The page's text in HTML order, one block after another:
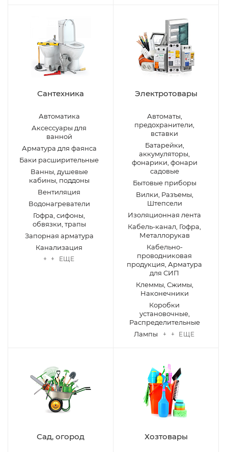
Сантехника
Автоматика
Аксессуары для
ванной
Арматура для фаянса
Баки расширительные
Ванны, душевые
кабины, поддоны
Вентиляция
Водонагреватели
Гофра, сифоны,
обвязки, трапы
Запорная арматура
Канализация
+ + ЕЩЕ
Электротовары
Автоматы,
предохранители,
вставки
Батарейки,
аккумуляторы,
фонарики, фонари
садовые
Бытовые приборы
Вилки, Разъемы,
Штепсели
Изоляционная лента
Кабель-канал, Гофра,
Металлорукав
Кабельно-
проводниковая
продукция, Арматура
для СИП
Клеммы, Сжимы,
Наконечники
Коробки
установочные,
Распределительные
Лампы
+ + ЕЩЕ
Сад, огород Хозтовары